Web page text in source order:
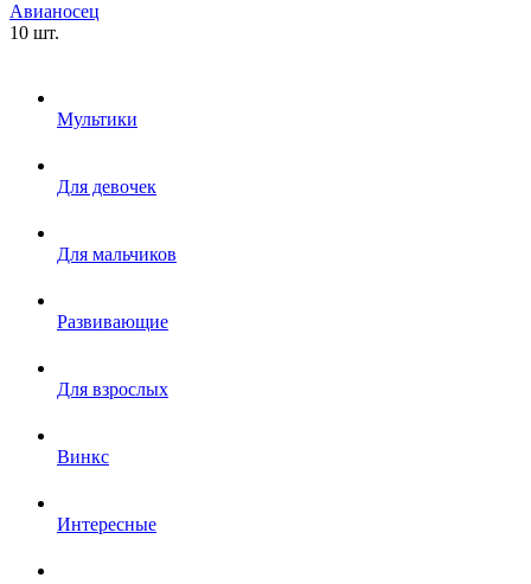
Авианосец
10 шт.
Мультики
Для девочек
Для мальчиков
Развивающие
Для взрослых
Винкс
Интересные